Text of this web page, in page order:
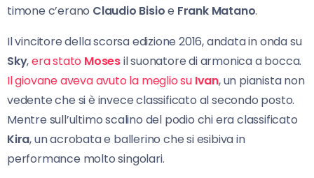
timone c’erano Claudio Bisioe Frank Matano.
Il vincitore della scorsa edizione 2016, andata in onda su
Sky,era stato Mosesil suonatore di armonica a bocca.
Il giovane aveva avuto la meglio su Ivan, un pianista non
vedente che si è invece classificato al secondo posto.
Mentre sull’ultimo scalino del podio chi era classificato
Kira, un acrobata e ballerino che si esibiva in
performance molto singolari.